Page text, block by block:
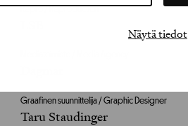
Näytä tiedot
Graafinen suunnittelija / Graphic Designer
Taru Staudinger